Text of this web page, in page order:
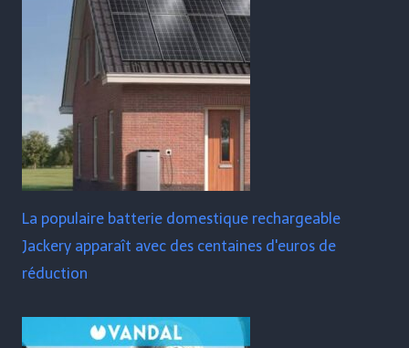
La populaire batterie domestique rechargeable
Jackery apparaît avec des centaines d'euros de
réduction